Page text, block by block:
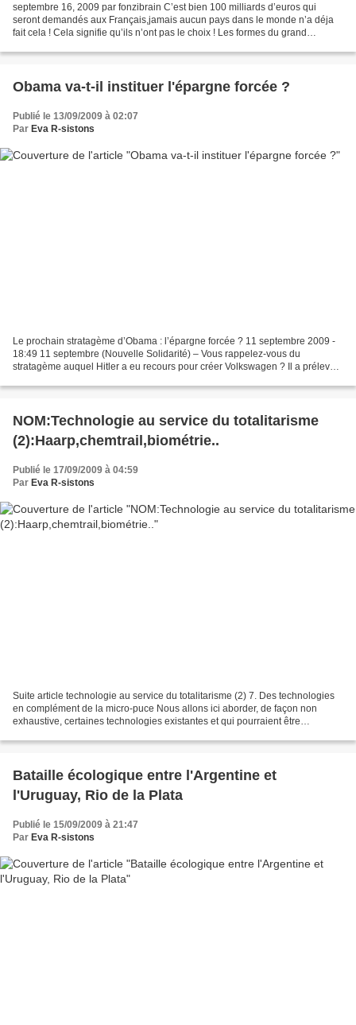
septembre 16, 2009 par fonzibrain C’est bien 100 milliards d’euros qui
seront demandés aux Français,jamais aucun pays dans le monde n’a déja
fait cela ! Cela signifie qu’ils n’ont pas le choix ! Les formes du grand
Obama va-t-il instituer l'épargne forcée ?
Publié le 13/09/2009 à 02:07
Par Eva R-sistons
Le prochain stratagème d’Obama : l’épargne forcée ? 11 septembre 2009 -
18:49 11 septembre (Nouvelle Solidarité) – Vous rappelez-vous du
stratagème auquel Hitler a eu recours pour créer Volkswagen ? Il a prélevé
NOM:Technologie au service du totalitarisme
(2):Haarp,chemtrail,biométrie..
Publié le 17/09/2009 à 04:59
Par Eva R-sistons
Suite article technologie au service du totalitarisme (2) 7. Des technologies
en complément de la micro-puce Nous allons ici aborder, de façon non
exhaustive, certaines technologies existantes et qui pourraient être
Bataille écologique entre l'Argentine et
l'Uruguay, Rio de la Plata
Publié le 15/09/2009 à 21:47
Par Eva R-sistons